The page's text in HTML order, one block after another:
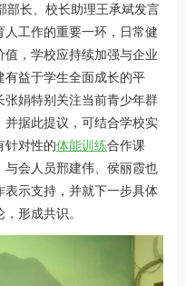
长、校长助理王承斌发言
工作的重要一环，日常健
，学校应持续加强与企业
有益于学生全面成长的平
张娟特别关注当前青少年群
据此提议，可结合学校实
针对性的体能训练合作课
会人员邢建伟、侯丽霞也
示支持，并就下一步具体
形成共识。